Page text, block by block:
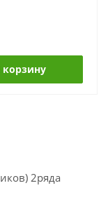
корзину
2ряда